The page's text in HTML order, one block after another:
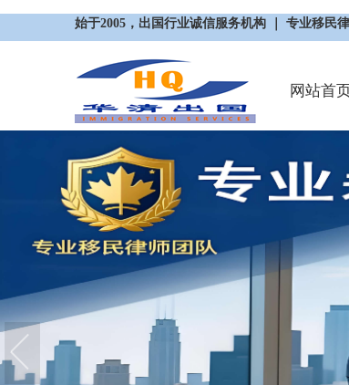
始于2005，出国行业诚信服务机构 ｜ 专业移民
网站首